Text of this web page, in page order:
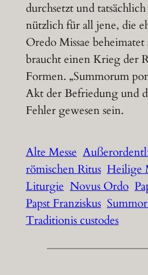
durchsetzt und tatsächlich
nützlich für all jene, die
Oredo Missae
braucht einen Krieg der
Formen. „Summorum
Akt der Befriedung und
Fehler gewesen sein.
Alte Messe
römischen Ritus Heilige
Liturgie Novus Ordo
Papst Franziskus
Traditionis custodes